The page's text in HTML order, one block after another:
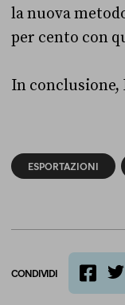
la nuova
per cento con
In conclusione,
ESPORTAZIONI
CONDIVIDI